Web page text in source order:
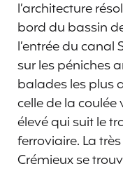
l’architecture
bord du bassin
l’entrée du
sur les péniches
balades les plus
celle de la
élevé qui suit le
ferroviaire. La
Crémieux se